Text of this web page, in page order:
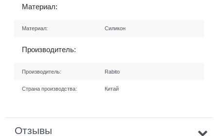
Материал:
Материал: Силикон
Производитель:
Производитель: Rabito
Страна производства: Китай
Отзывы